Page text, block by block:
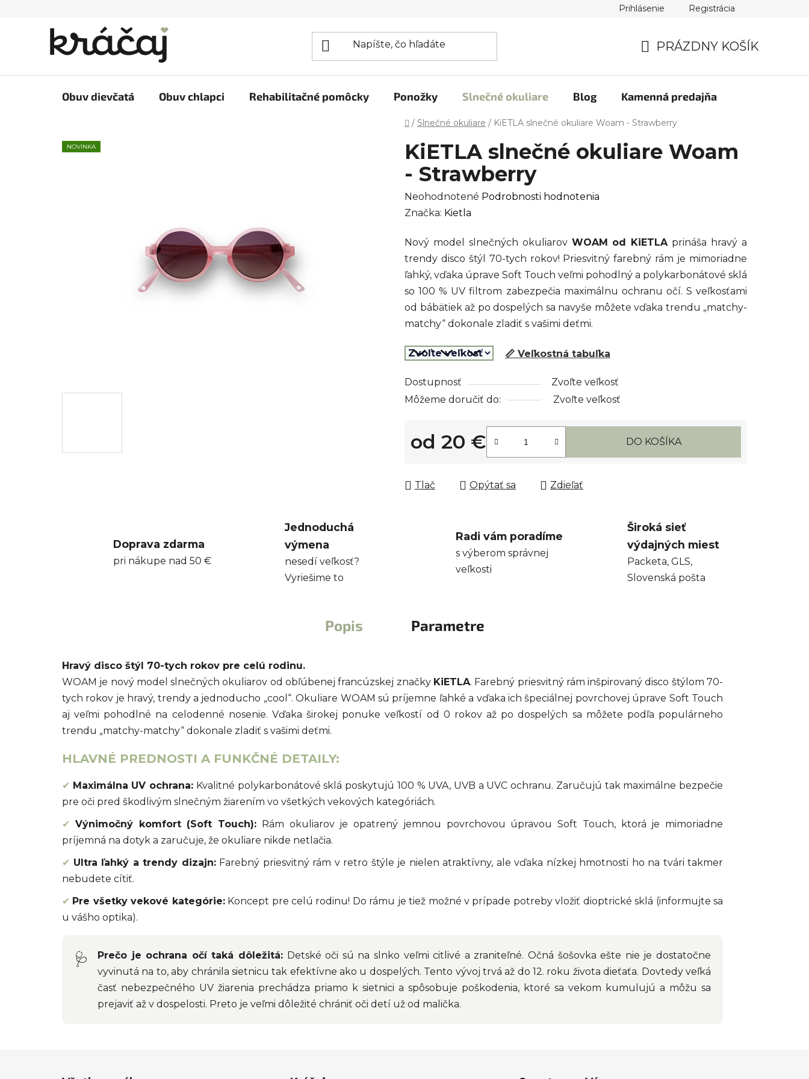
Prihlásenie Registrácia
KOŠÍK
PRÁZDNY KOŠÍK
Obuv dievčatá Obuv chlapci Rehabilitačné pomôcky Ponožky Slnečné okuliare Blog Kamenná predajňa
Domov
/ Slnečné okuliare / KiETLA slnečné okuliare Woam - Strawberry
KiETLA slnečné okuliare Woam
- Strawberry
Priemerné
hodnotenie
je
0,0
z
5
hviezdičiek.
Neohodnotené Podrobnosti hodnotenia
Značka: Kietla
Nový model slnečných okuliarov WOAM od KiETLAprináša hravý a
trendy disco štýl 70-tych rokov! Priesvitný farebný rám je mimoriadne
ľahký, vďaka úprave Soft Touch veľmi pohodlný a polykarbonátové sklá
so 100 % UV filtrom zabezpečia maximálnu ochranu očí. S veľkosťami
od bábätiek až po dospelých sa navyše môžete vďaka trendu „matchy-
matchy“ dokonale zladiť s vašimi deťmi.
📏 Veľkostná tabuľka
Dostupnosť
Zvoľte veľkosť
Môžeme doručiť do:
Zvoľte veľkosť
od 20 €
Jednotková cena:
DO KOŠÍKA
Tlač Opýtať sa Zdieľať
NOVINKA
Doprava zdarma
pri nákupe nad 50 €
Jednoduchá
výmena
nesedí veľkosť?
Vyriešime to
Radi vám poradíme
s výberom správnej
veľkosti
Široká sieť
výdajných miest
Packeta, GLS,
Slovenská pošta
Popis Parametre
Hravý disco štýl 70-tych rokov pre celú rodinu.
WOAM je nový model slnečných okuliarov od obľúbenej francúzskej značky KiETLA. Farebný priesvitný rám inšpirovaný disco štýlom 70-
tych rokov je hravý, trendy a jednoducho „cool“. Okuliare WOAM sú príjemne ľahké a vďaka ich špeciálnej povrchovej úprave Soft Touch
aj veľmi pohodlné na celodenné nosenie. Vďaka širokej ponuke veľkostí od 0 rokov až po dospelých sa môžete podľa populárneho
trendu „matchy-matchy“ dokonale zladiť s vašimi deťmi.
HLAVNÉ PREDNOSTI A FUNKČNÉ DETAILY:
✔ Maximálna UV ochrana: Kvalitné polykarbonátové sklá poskytujú 100 % UVA, UVB a UVC ochranu. Zaručujú tak maximálne bezpečie
pre oči pred škodlivým slnečným žiarením vo všetkých vekových kategóriách.
✔ Výnimočný komfort (Soft Touch): Rám okuliarov je opatrený jemnou povrchovou úpravou Soft Touch, ktorá je mimoriadne
príjemná na dotyk a zaručuje, že okuliare nikde netlačia.
✔ Ultra ľahký a trendy dizajn:Farebný priesvitný rám v retro štýle je nielen atraktívny, ale vďaka nízkej hmotnosti ho na tvári takmer
nebudete cítiť.
✔ Pre všetky vekové kategórie:Koncept pre celú rodinu! Do rámu je tiež možné v prípade potreby vložiť dioptrické sklá (informujte sa
u vášho optika).
🩺 Prečo je ochrana očí taká dôležitá: Detské oči sú na slnko veľmi citlivé a zraniteľné. Očná šošovka ešte nie je dostatočne
vyvinutá na to, aby chránila sietnicu tak efektívne ako u dospelých. Tento vývoj trvá až do 12. roku života dieťaťa. Dovtedy veľká
časť nebezpečného UV žiarenia prechádza priamo k sietnici a spôsobuje poškodenia, ktoré sa vekom kumulujú a môžu sa
prejaviť až v dospelosti. Preto je veľmi dôležité chrániť oči detí už od malička.